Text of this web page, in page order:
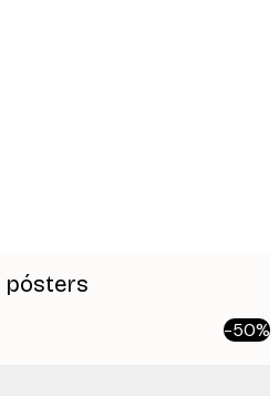
pósters
-50%